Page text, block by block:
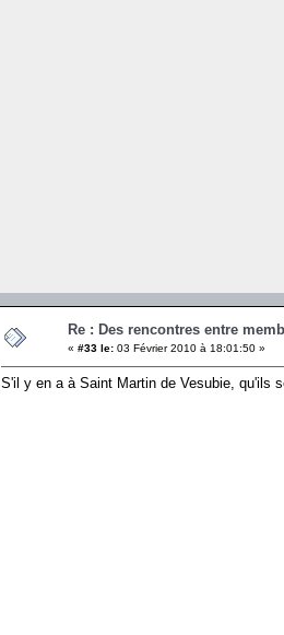
Re : Des rencontres entre
« #33 le: 03 Février 2010 à 18:01:50 »
S'il y en a à Saint Martin de Vesubie, qu'ils